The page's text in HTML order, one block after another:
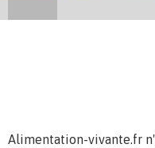
Alimentation-vivante.fr